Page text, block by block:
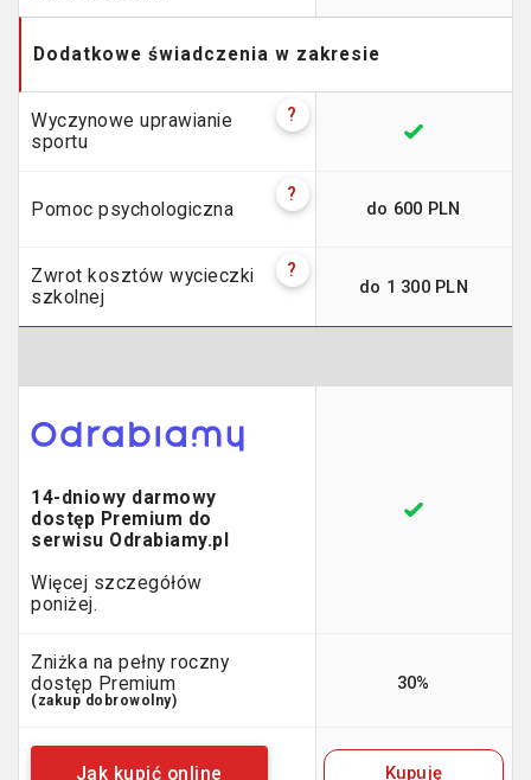
Dodatkowe świadczenia w zakresie
Wyczynowe uprawianie
sportu
?
Pomoc psychologiczna
?
do 600 PLN
Zwrot kosztów wycieczki
szkolnej
?
do 1 300 PLN
14-dniowy darmowy
dostęp Premium do
serwisu Odrabiamy.pl
Więcej szczegółów
poniżej.
Zniżka na pełny roczny
dostęp Premium
(zakup dobrowolny)
30%
Jak kupić online Kupuję